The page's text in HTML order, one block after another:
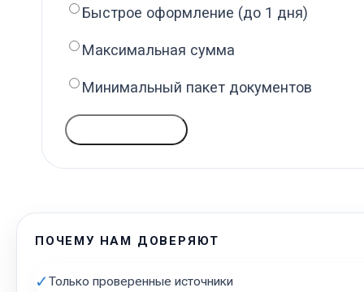
Быстрое оформление (до 1 дня)
Максимальная сумма
Минимальный пакет документов
ПОЧЕМУ НАМ ДОВЕРЯЮТ
✓Только проверенные источники